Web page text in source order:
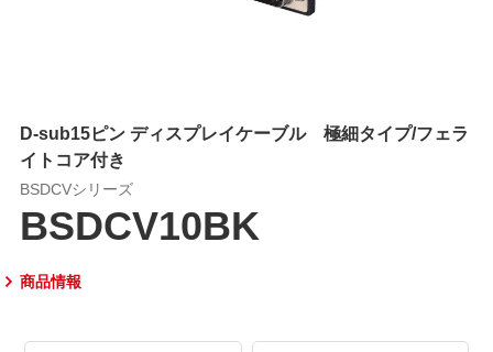
D-sub15ピン ディスプレイケーブル 極細タイプ/フェラ
イトコア付き
BSDCVシリーズ
BSDCV10BK
商品情報